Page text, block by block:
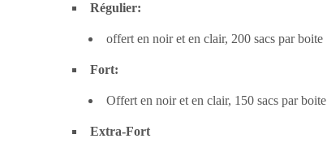
Régulier:
offert en noir et en clair, 200 sacs par boite
Fort:
Offert en noir et en clair, 150 sacs par boite
Extra-Fort